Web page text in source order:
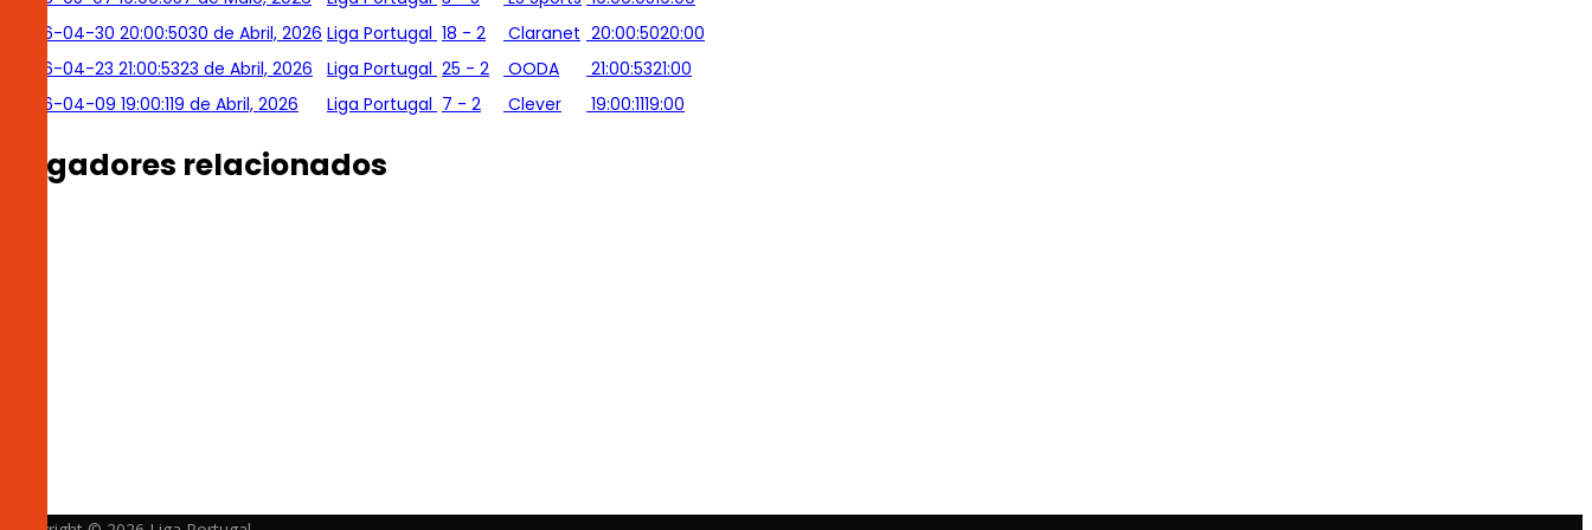
2026-04-30 20:00:5030 de Abril, 2026 Liga Portugal 18 - 2 Claranet 20:00:5020:00
2026-04-23 21:00:5323 de Abril, 2026 Liga Portugal 25 - 2 OODA 21:00:5321:00
2026-04-09 19:00:119 de Abril, 2026 Liga Portugal 7 - 2 Clever 19:00:1119:00
Jogadores relacionados